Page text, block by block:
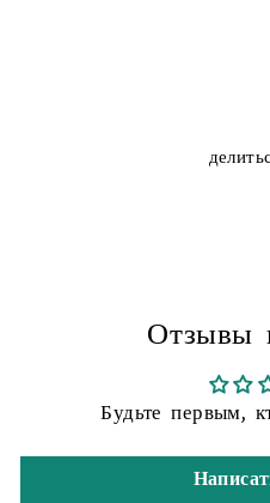
invalid
Отзывы
Будьте первым,